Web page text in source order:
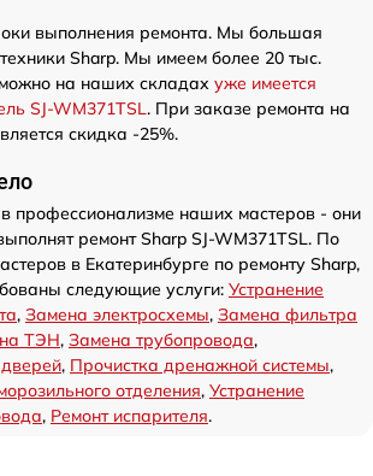
выполнения ремонта. Мы большая
Sharp. Мы имеем более 20 тыс.
на наших складах уже имеется
SJ-WM371TSL. При заказе ремонта на
скидка -25%.
профессионализме наших мастеров - они
ремонт Sharp SJ-WM371TSL. По
в Екатеринбурге по ремонту Sharp,
следующие услуги: Устранение
, Замена электросхемы, Замена фильтра
ТЭН, Замена трубопровода,
, Прочистка дренажной системы,
отделения, Устранение
, Ремонт испарителя.